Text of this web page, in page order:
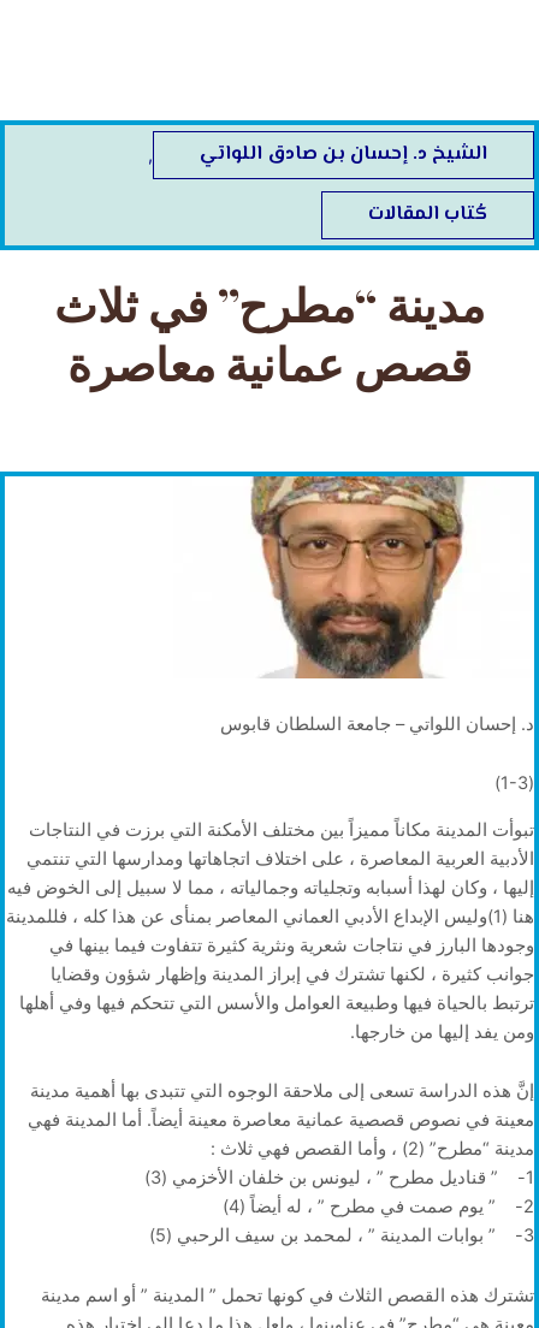
الشيخ د. إحسان بن صادق اللواتي ,
كُتاب المقالات
مدينة “مطرح” في ثلاث
قصص عمانية معاصرة
د. إحسان اللواتي – جامعة السلطان قابوس
(1-3)
تبوأت المدينة مكاناً مميزاً بين مختلف الأمكنة التي برزت في النتاجات
الأدبية العربية المعاصرة ، على اختلاف اتجاهاتها ومدارسها التي تنتمي
إليها ، وكان لهذا أسبابه وتجلياته وجمالياته ، مما لا سبيل إلى الخوض فيه
هنا (1)وليس الإبداع الأدبي العماني المعاصر بمنأى عن هذا كله ، فللمدينة
وجودها البارز في نتاجات شعرية ونثرية كثيرة تتفاوت فيما بينها في
جوانب كثيرة ، لكنها تشترك في إبراز المدينة وإظهار شؤون وقضايا
ترتبط بالحياة فيها وطبيعة العوامل والأسس التي تتحكم فيها وفي أهلها
ومن يفد إليها من خارجها.
إنَّ هذه الدراسة تسعى إلى ملاحقة الوجوه التي تتبدى بها أهمية مدينة
معينة في نصوص قصصية عمانية معاصرة معينة أيضاً. أما المدينة فهي
مدينة “مطرح” (2) ، وأما القصص فهي ثلاث :
1- ” قناديل مطرح ” ، ليونس بن خلفان الأخزمي (3)
2- ” يوم صمت في مطرح ” ، له أيضاً (4)
3- ” بوابات المدينة ” ، لمحمد بن سيف الرحبي (5)
تشترك هذه القصص الثلاث في كونها تحمل ” المدينة ” أو اسم مدينة